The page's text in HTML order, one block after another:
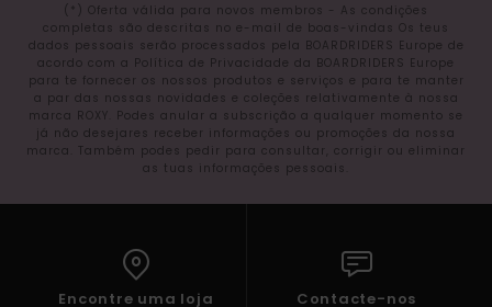
(*) Oferta válida para novos membros - As condições
completas são descritas no e-mail de boas-vindas Os teus
dados pessoais serão processados pela BOARDRIDERS Europe de
acordo com a Política de Privacidade da BOARDRIDERS Europe
para te fornecer os nossos produtos e serviços e para te manter
a par das nossas novidades e coleções relativamente à nossa
marca ROXY. Podes anular a subscrição a qualquer momento se
já não desejares receber informações ou promoções da nossa
marca. Também podes pedir para consultar, corrigir ou eliminar
as tuas informações pessoais.
Encontre uma loja Contacte-nos